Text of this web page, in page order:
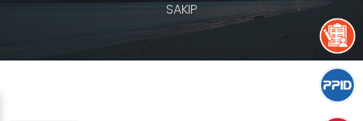
SAKIP